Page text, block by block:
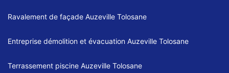
Ravalement de façade Auzeville Tolosane
Entreprise démolition et évacuation Auzeville Tolosane
Terrassement piscine Auzeville Tolosane